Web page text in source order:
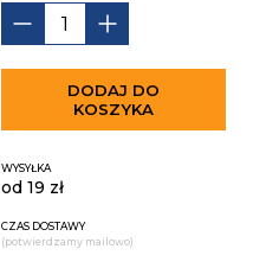
DODAJ DO
KOSZYKA
WYSYŁKA
od 19 zł
CZAS DOSTAWY
(potwierdzamy mailowo)